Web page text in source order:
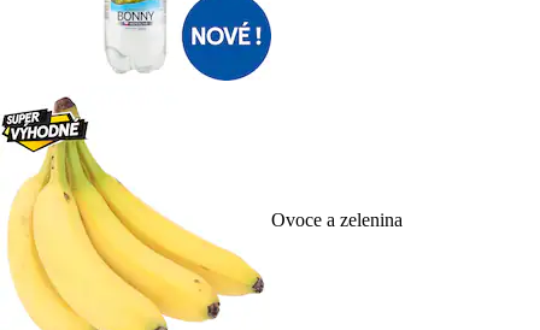
Ovoce a zelenina